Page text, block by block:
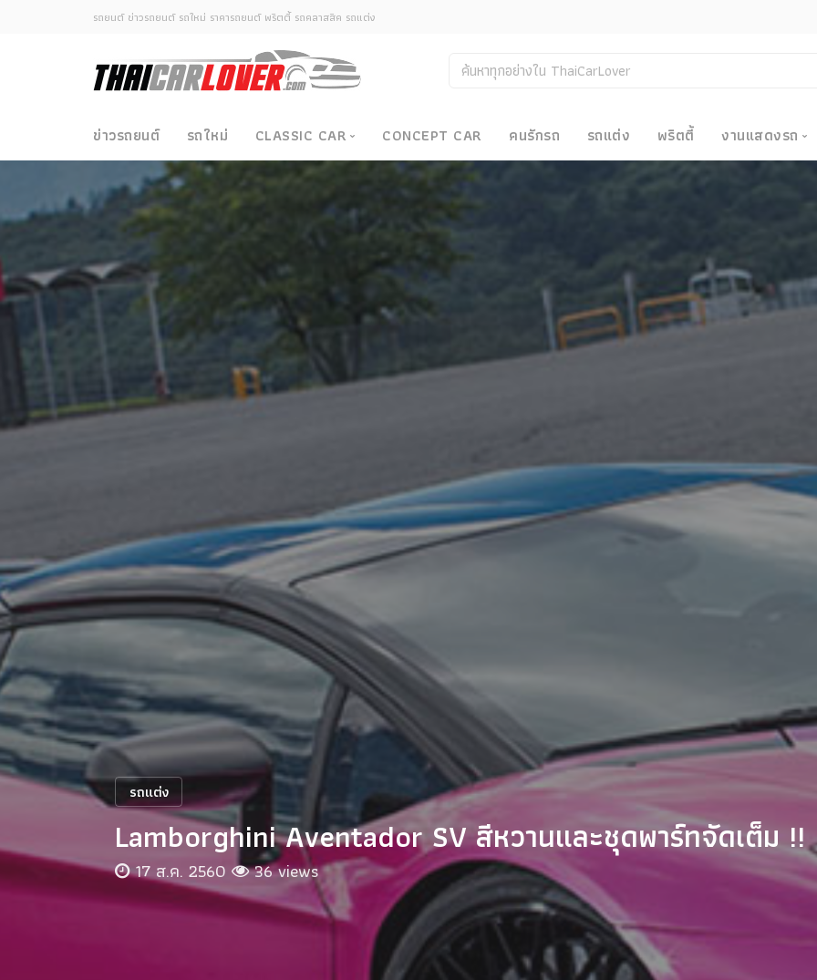
รถยนต์ ข่าวรถยนต์ รถใหม่ ราคารถยนต์ พริตตี้ รถคลาสสิค รถแต่ง
ข่าวรถยนต์ รถใหม่ CLASSIC CAR
Classic Car
ซามูไรวินเทจ-ญี่ปุ่น
CONCEPT CAR คนรักรถ รถแต่ง พริตตี้ งานแสดงรถ
งานแสดง
Big
Motor
รถแต่ง
Lamborghini Aventador SV สีหวานและชุดพาร์ทจัดเต็ม !!
17 ส.ค. 2560 36 views